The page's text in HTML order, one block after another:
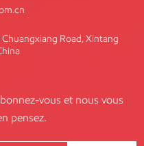
Road, Xintang
vous et nous vous
pensez.